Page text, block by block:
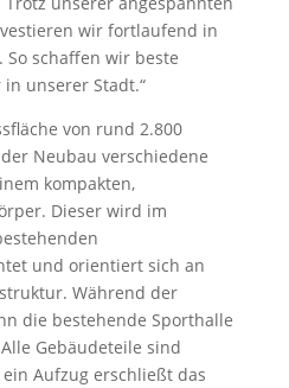
wir fortlaufend in
schaffen wir beste
unserer Stadt.“
von rund 2.800
Neubau verschiedene
kompakten,
Dieser wird im
und orientiert sich an
Während der
die bestehende Sporthalle
Gebäudeteile sind
Aufzug erschließt das